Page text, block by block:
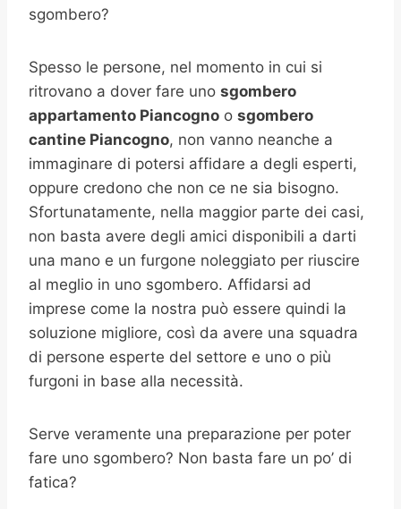
sgombero?
Spesso le persone, nel momento in cui si
ritrovano a dover fare uno sgombero
appartamento Piancogno o sgombero
cantine Piancogno, non vanno neanche a
immaginare di potersi affidare a degli esperti,
oppure credono che non ce ne sia bisogno.
Sfortunatamente, nella maggior parte dei casi,
non basta avere degli amici disponibili a darti
una mano e un furgone noleggiato per riuscire
al meglio in uno sgombero. Affidarsi ad
imprese come la nostra può essere quindi la
soluzione migliore, così da avere una squadra
di persone esperte del settore e uno o più
furgoni in base alla necessità.
Serve veramente una preparazione per poter
fare uno sgombero? Non basta fare un po’ di
fatica?